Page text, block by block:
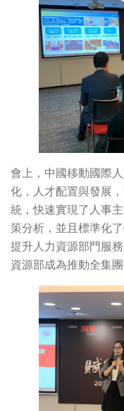
會上，中國移動國際
化，人才配置與發展
統，快速實現了人事
策分析，並且標準化
提升人力資源部門服
資源部成為推動全集